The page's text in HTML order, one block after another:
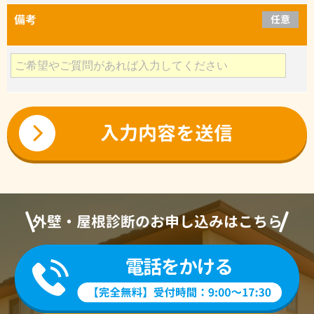
備考 任意
外壁・屋根診断のお申し込みはこちら